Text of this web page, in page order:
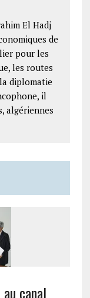
El Hadj
de
pour les
les routes
diplomatie
il
algériennes
canal